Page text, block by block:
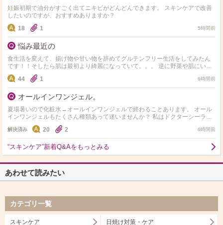
妊娠初期で油分がすごく出てニキビがどんどんできます。 スキンケアで改善
したいのですが、おすすめありますか？
18
1 5時間前
悩み最近の
食生活を変えて、揚げ物や甘い物を辞めてグルテンフリー生活をしてみたん
です！！そしたら肌は最初より綺麗になっていて。。。 逆に野菜や肌にいい
ものしか食べれず 揚げ物や小麦やお菓子や米、味が濃ゆい…
44 1 6時間前
オールインワンジェル。
夏場暑いので化粧水→オールインワンジェルで終わることあります。 オール
インワンジェルもたくさん種類あって迷いませんか？ 私はドクターシーラボ
のセンシティブジェル敏感肌用を使用してます。 オス…
解決済み 20 2 6時間前
“スキンケア”新着Q&Aをもっとみる
あわせて読みたい
カテゴリ一覧
スキンケア 日焼け対策・ケア